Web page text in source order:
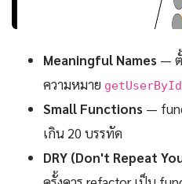
Meaningful Names —
ความหมาย
Small Functions —
เกิน 20 บรรทัด
DRY (Don't Repeat